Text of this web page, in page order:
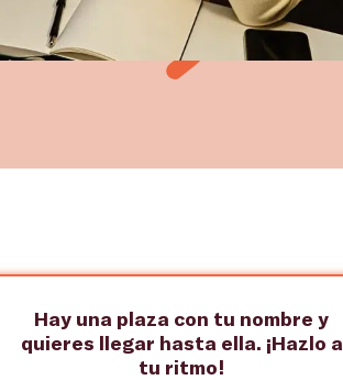
Hay una plaza con tu nombre y
quieres llegar hasta ella. ¡Hazlo a
tu ritmo!